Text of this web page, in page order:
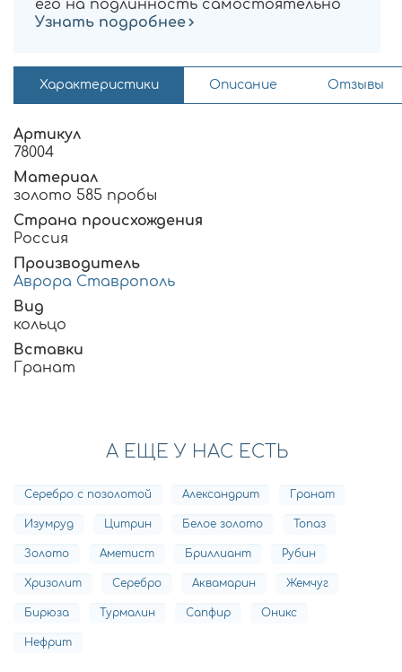
его на подлинность самостоятельно
Узнать подробнее
Характеристики Описание Отзывы
Артикул
78004
Материал
золото 585 пробы
Страна происхождения
Россия
Производитель
Аврора Ставрополь
Вид
кольцо
Вставки
Гранат
А ЕЩЕ У НАС ЕСТЬ
Серебро с позолотой Александрит Гранат
Изумруд Цитрин Белое золото Топаз
Золото Аметист Бриллиант Рубин
Хризолит Серебро Аквамарин Жемчуг
Бирюза Турмалин Сапфир Оникс
Нефрит